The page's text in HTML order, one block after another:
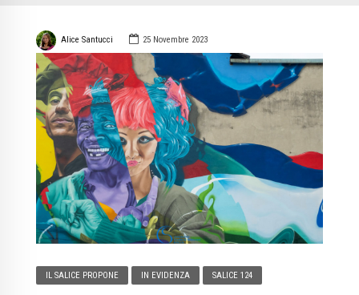
Alice Santucci 25 Novembre 2023
IL SALICE PROPONE IN EVIDENZA SALICE 124